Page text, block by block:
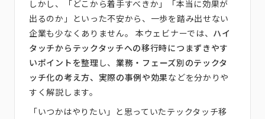
しかし、「どこから着手すべきか」「本当に効果が
出るのか」といった不安から、一歩を踏み出せない
企業も少なくありません。 本ウェビナーでは、 ハイ
タッチからテックタッチへの移行時につまずきやす
いポイントを整理 し、業務・フェーズ別のテックタ
ッチ化の考え方、実際の事例や効果などを分かりや
すく解説します。
「いつかはやりたい」と思っていたテックタッチ移